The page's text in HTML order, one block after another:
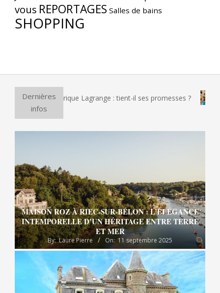
vous REPORTAGES Salles de bains
SHOPPING
Dernières
infos
électrique Lagrange : tient-il ses promesses ? Et si
MAISON ROZ À RIEC-SUR-BÉLON : L’ÉLÉGANCE
INTEMPORELLE D’UN HÉRITAGE ENTRE TERRE
ET MER
By: Laure Pierre On: 11 septembre 2025